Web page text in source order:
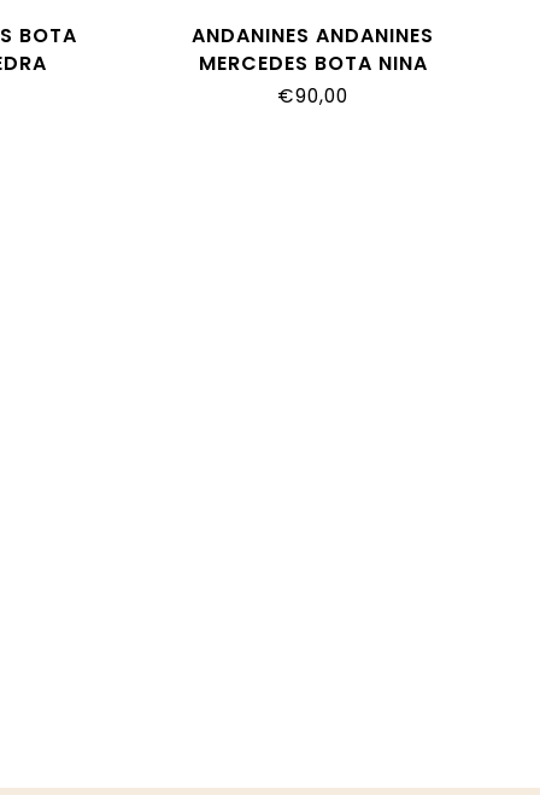
BOTA
ANDANINES ANDANINES
MERCEDES BOTA NINA
242162_NUDE
€90,00